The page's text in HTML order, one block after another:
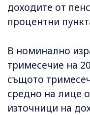
доходите от
процентни
В номинално
тримесечие на
същото
средно на лице
източници на